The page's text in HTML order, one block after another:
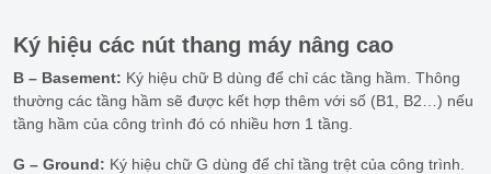
Ký hiệu các nút thang máy nâng cao
B – Basement: Ký hiệu chữ B dùng để chỉ các tầng hầm. Thông
thường các tầng hầm sẽ được kết hợp thêm với số (B1, B2…) nếu
tầng hầm của công trình đó có nhiều hơn 1 tầng.
G – Ground: Ký hiệu chữ G dùng để chỉ tầng trệt của công trình.